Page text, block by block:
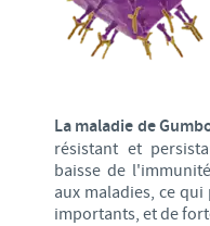
La maladie de
résistant et
baisse de
aux maladies, ce
importants, et de